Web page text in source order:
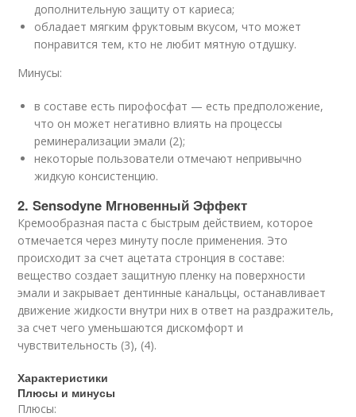
дополнительную защиту от кариеса;
обладает мягким фруктовым вкусом, что может
понравится тем, кто не любит мятную отдушку.
Минусы:
в составе есть пирофосфат — есть предположение,
что он может негативно влиять на процессы
реминерализации эмали (2);
некоторые пользователи отмечают непривычно
жидкую консистенцию.
2. Sensodyne Мгновенный Эффект
Кремообразная паста с быстрым действием, которое
отмечается через минуту после применения. Это
происходит за счет ацетата стронция в составе:
вещество создает защитную пленку на поверхности
эмали и закрывает дентинные канальцы, останавливает
движение жидкости внутри них в ответ на раздражитель,
за счет чего уменьшаются дискомфорт и
чувствительность (3), (4).
Характеристики
Плюсы и минусы
Плюсы: